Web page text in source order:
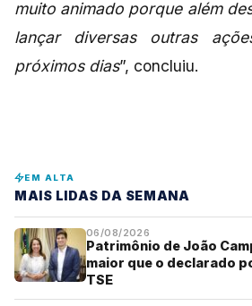
muito animado porque além
lançar diversas outras
próximos dias”, concluiu.
EM ALTA
MAIS LIDAS DA SEMANA
06/08/2026
Patrimônio de João
maior que o declarado
TSE